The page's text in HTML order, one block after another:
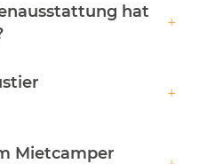
hat
Mietcamper